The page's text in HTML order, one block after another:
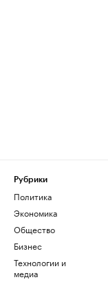
Рубрики
Политика
Экономика
Общество
Бизнес
Технологии и
медиа